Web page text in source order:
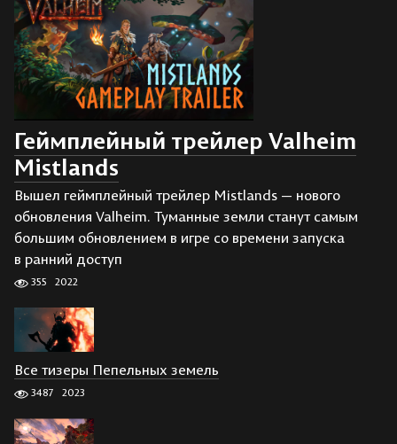
Геймплейный трейлер Valheim
Mistlands
Вышел геймплейный трейлер Mistlands — нового
обновления Valheim. Туманные земли станут самым
большим обновлением в игре со времени запуска
в ранний доступ
355 2022
Все тизеры Пепельных земель
3487 2023